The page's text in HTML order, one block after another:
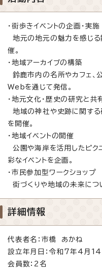
・街歩きイベントの企画・実施
地元の地元の魅力を感じる
催。
・地域アーカイブの構築
鈴鹿市内の名所やカフェ、
Webを通じて発信。
・地元文化・歴史の研究と共
地域の神社や史跡に関する
を開催。
・地域イベントの開催
公園や海岸を活用したピク
彩なイベントを企画。
・市民参加型ワークショップ
街づくりや地域の未来につ
詳細情報
代表者名：市橋 あかね
設立年月日：令和7年4月14
会員数：2名